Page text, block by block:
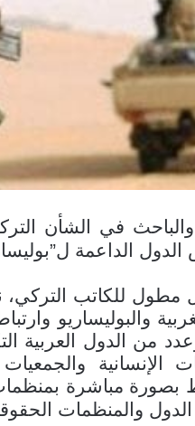
والباحث في الشأن
الداعمة
مطول للكاتب التركي،
والبوليساريو
من الدول العربية
الإنسانية
بصورة مباشرة
الدول والمنظمات